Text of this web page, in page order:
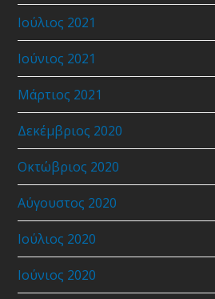
Ιούλιος 2021
Ιούνιος 2021
Μάρτιος 2021
Δεκέμβριος 2020
Οκτώβριος 2020
Αύγουστος 2020
Ιούλιος 2020
Ιούνιος 2020